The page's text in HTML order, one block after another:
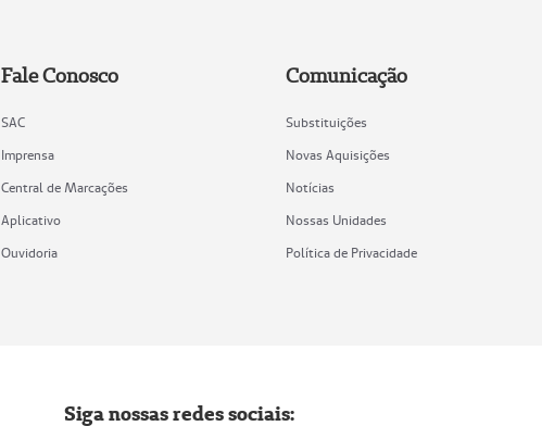
Fale Conosco
SAC
Imprensa
Central de Marcações
Aplicativo
Ouvidoria
Comunicação
Substituições
Novas Aquisições
Notícias
Nossas Unidades
Política de Privacidade
Siga nossas redes sociais: